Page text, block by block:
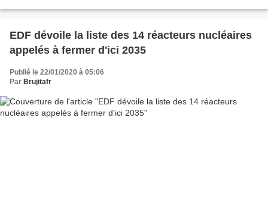
EDF dévoile la liste des 14 réacteurs nucléaires
appelés à fermer d'ici 2035
Publié le 22/01/2020 à 05:06
Par Brujitafr